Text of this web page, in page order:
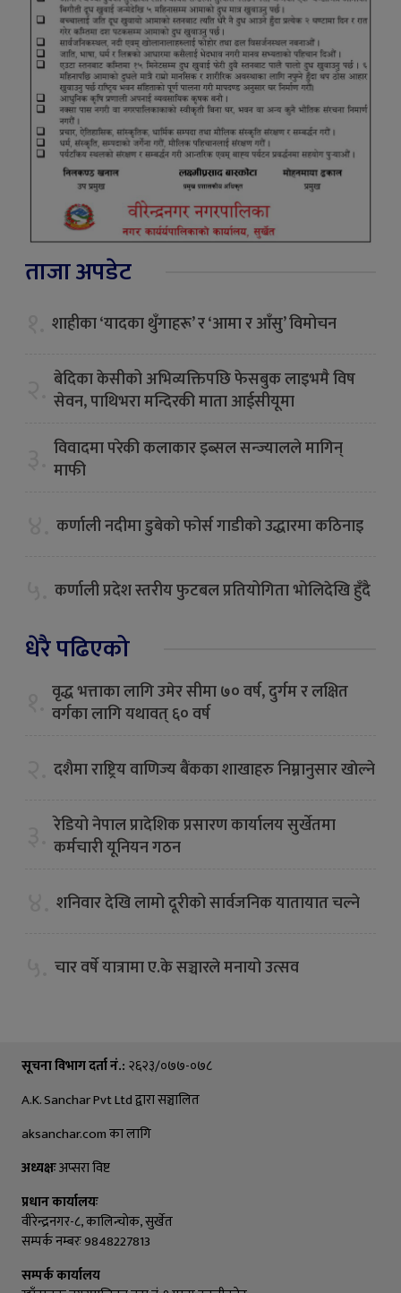
ताजा अपडेट
शाहीका ‘यादका थुँगाहरू’ र ‘आमा र आँसु’ विमोचन
बेदिका केसीको अभिव्यक्तिपछि फेसबुक लाइभमै विष
सेवन, पाथिभरा मन्दिरकी माता आईसीयूमा
विवादमा परेकी कलाकार इब्सल सन्ज्यालले मागिन्
माफी
कर्णाली नदीमा डुबेको फोर्स गाडीको उद्धारमा कठिनाइ
कर्णाली प्रदेश स्तरीय फुटबल प्रतियोगिता भोलिदेखि हुँदै
धेरै पढिएको
वृद्ध भत्ताका लागि उमेर सीमा ७० वर्ष, दुर्गम र लक्षित
वर्गका लागि यथावत् ६० वर्ष
दशैमा राष्ट्रिय वाणिज्य बैंकका शाखाहरु निम्नानुसार खाेल्ने
रेडियो नेपाल प्रादेशिक प्रसारण कार्यालय सुर्खेतमा
कर्मचारी यूनियन गठन
शनिवार देखि लामो दूरीको सार्वजनिक यातायात चल्ने
चार वर्षे यात्रामा ए.के सञ्चारले मनायो उत्सव
सूचना विभाग दर्ता नं.: २६२३/०७७-०७८
A.K. Sanchar Pvt Ltd द्वारा सञ्चालित
aksanchar.com का लागि
अध्यक्षःअप्सरा विष्ट
प्रधान कार्यालयः
वीरेन्द्रनगर-८, कालिन्चाेक, सुर्खेत
सम्पर्क नम्बरः 9848227813
सम्पर्क कार्यालय